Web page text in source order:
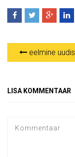
eelmine uudis
LISA KOMMENTAAR